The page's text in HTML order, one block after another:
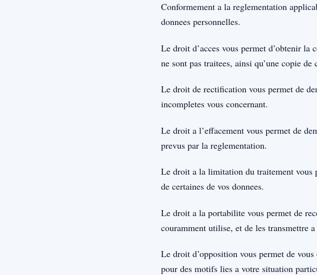
Conformement a la reglementation
donnees personnelles.
Le droit d’acces vous permet d’obtenir la
ne sont pas traitees, ainsi qu’une copie de
Le droit de rectification vous permet de
incompletes vous concernant.
Le droit a l’effacement vous permet de
prevus par la reglementation.
Le droit a la limitation du traitement vous
de certaines de vos donnees.
Le droit a la portabilite vous permet de
couramment utilise, et de les transmettre
Le droit d’opposition vous permet de
pour des motifs lies a votre situation